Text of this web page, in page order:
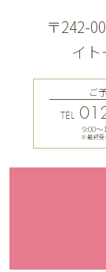
〒242-
イ
ご
TEL
9:00〜
※最終